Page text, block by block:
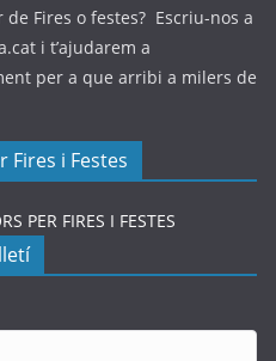
Fires o festes? Escriu-nos a
i t’ajudarem a
per a que arribi a milers de
Fires i Festes